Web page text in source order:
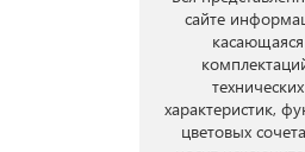
сайте
касающаяся
технических
характеристик,
цветовых